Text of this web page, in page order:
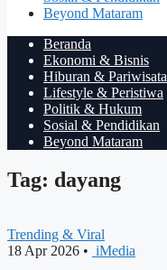
Beyond Mataram
Beranda
Ekonomi & Bisnis
Hiburan & Pariwisata
Lifestyle & Peristiwa
Politik & Hukum
Sosial & Pendidikan
Beyond Mataram
Tag: dayang
Trending & Viral
18 Apr 2026 • iMedia